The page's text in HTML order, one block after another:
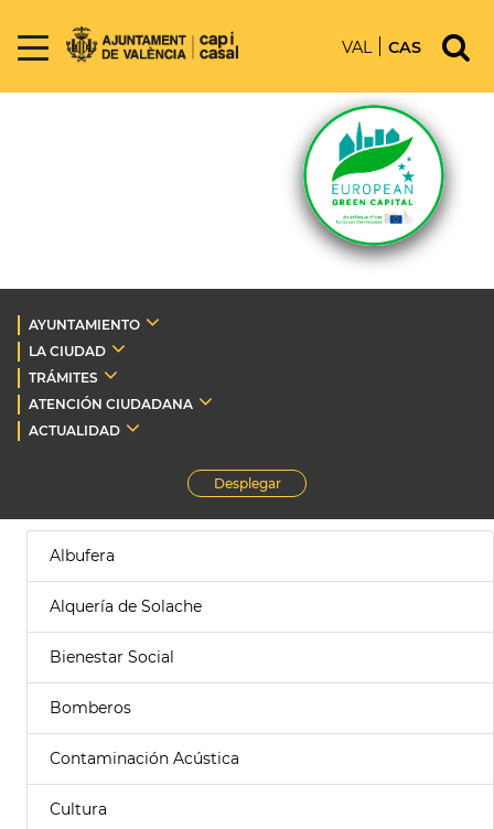
VAL CAS
AYUNTAMIENTO
LA CIUDAD
TRÁMITES
ATENCIÓN CIUDADANA
ACTUALIDAD
Desplegar
Albufera
Alquería de Solache
Bienestar Social
Bomberos
Contaminación Acústica
Cultura